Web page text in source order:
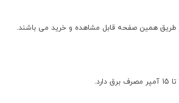
طریق همین صفحه قابل مشاهده و خرید می باشند.